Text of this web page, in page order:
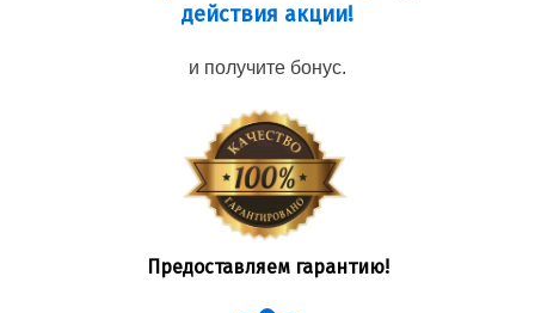
действия акции!
и получите бонус.
Предоставляем гарантию!